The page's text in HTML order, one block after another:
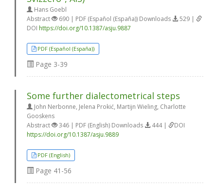
Hans Goebl
Abstract
690 | PDF (Español (España)) Downloads
529 |
DOI https://doi.org/10.1387/asju.9887
PDF (Español (España))
Page 3-39
Some further dialectometrical steps
John Nerbonne, Jelena Prokić, Martijn Wieling, Charlotte
Gooskens
Abstract
346 | PDF (English) Downloads 444 |
DOI
https://doi.org/10.1387/asju.9889
PDF (English)
Page 41-56